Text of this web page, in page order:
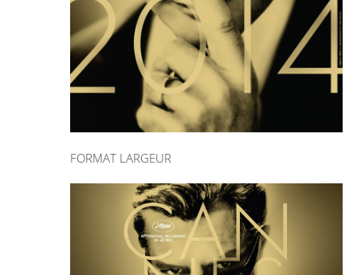
FORMAT LARGEUR